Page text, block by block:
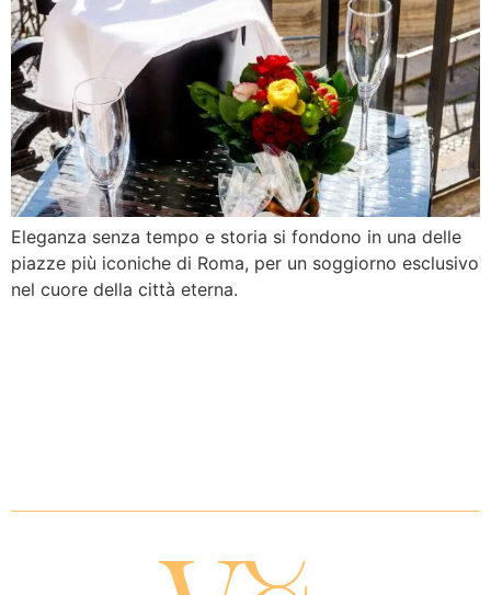
Eleganza senza tempo e storia si fondono in una delle
piazze più iconiche di Roma, per un soggiorno esclusivo
nel cuore della città eterna.